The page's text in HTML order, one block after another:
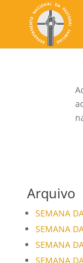
Arquivo
SEMANA
SEMANA
SEMANA
SEMANA